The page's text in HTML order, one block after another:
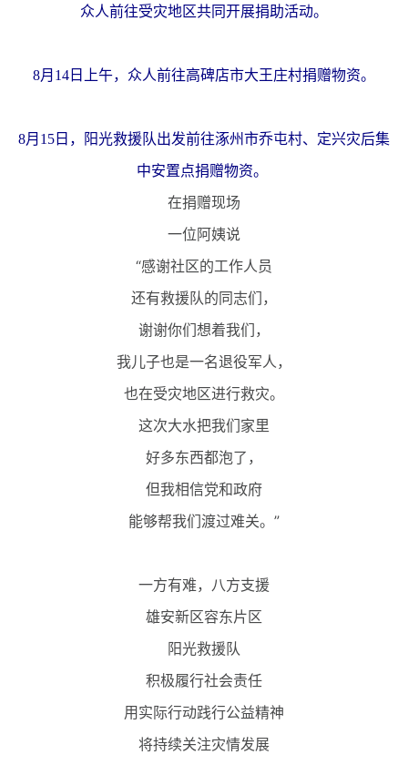
众人前往受灾地区共同开展捐助活动。
8月14日上午，众人前往高碑店市大王庄村捐赠物资。
8月15日，阳光救援队出发前往涿州市乔屯村、定兴灾后集
中安置点捐赠物资。
在捐赠现场
一位阿姨说
“感谢社区的工作人员
还有救援队的同志们，
谢谢你们想着我们，
我儿子也是一名退役军人，
也在受灾地区进行救灾。
这次大水把我们家里
好多东西都泡了，
但我相信党和政府
能够帮我们渡过难关。”
一方有难，八方支援
雄安新区容东片区
阳光救援队
积极履行社会责任
用实际行动践行公益精神
将持续关注灾情发展